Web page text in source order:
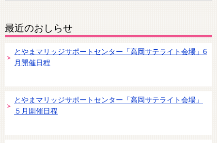
最近のおしらせ
とやまマリッジサポートセンター「高岡サテライト会場」6
月開催日程
とやまマリッジサポートセンター「高岡サテライト会場」
５月開催日程